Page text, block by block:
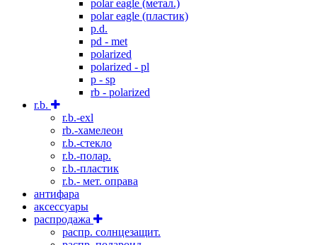
polar eagle (метал.)
polar eagle (пластик)
p.d.
pd - met
polarized
polarized - pl
p - sp
rb - polarized
r.b.
r.b.-exl
rb.-хамелеон
r.b.-стекло
r.b.-полар.
r.b.-пластик
r.b.- мет. оправа
антифара
аксессуары
распродажа
распр. солнцезащит.